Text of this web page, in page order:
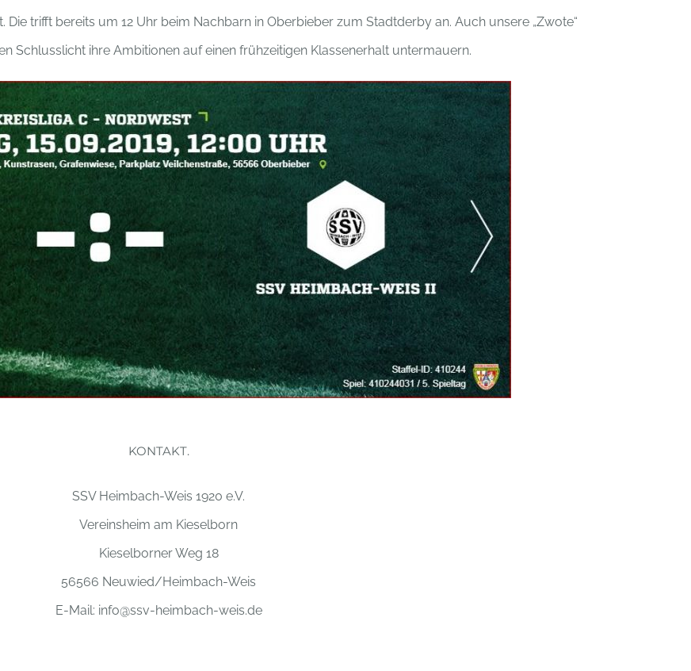
trifft bereits um 12 Uhr beim Nachbarn in Oberbieber zum Stadtderby an. Auch unsere „Zwote“
Schlusslicht ihre Ambitionen auf einen frühzeitigen Klassenerhalt untermauern.
KONTAKT.
SSV Heimbach-Weis 1920 e.V.
Vereinsheim am Kieselborn
Kieselborner Weg 18
56566 Neuwied/Heimbach-Weis
E-Mail: info@ssv-heimbach-weis.de